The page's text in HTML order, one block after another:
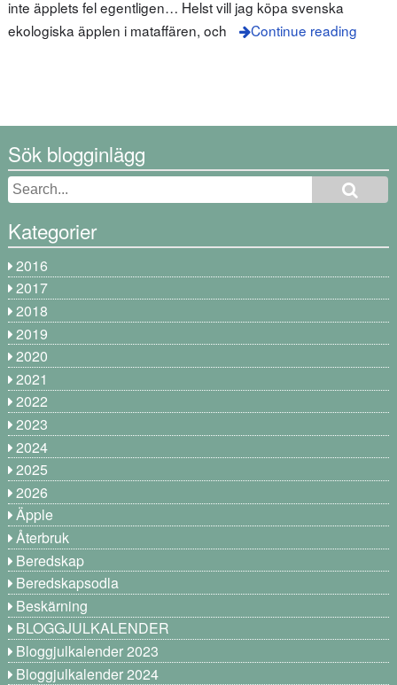
inte äpplets fel egentligen… Helst vill jag köpa svenska
ekologiska äpplen i mataffären, och
Continue reading
Sök blogginlägg
Kategorier
2016
2017
2018
2019
2020
2021
2022
2023
2024
2025
2026
Äpple
Återbruk
Beredskap
Beredskapsodla
Beskärning
BLOGGJULKALENDER
Bloggjulkalender 2023
Bloggjulkalender 2024